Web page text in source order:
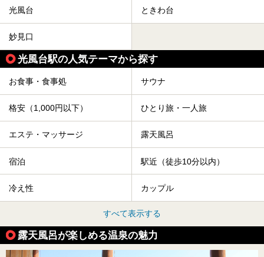
光風台 ときわ台
妙見口
光風台駅の人気テーマから探す
お食事・食事処 サウナ
格安（1,000円以下） ひとり旅・一人旅
エステ・マッサージ 露天風呂
宿泊 駅近（徒歩10分以内）
冷え性 カップル
すべて表示する
露天風呂が楽しめる温泉の魅力